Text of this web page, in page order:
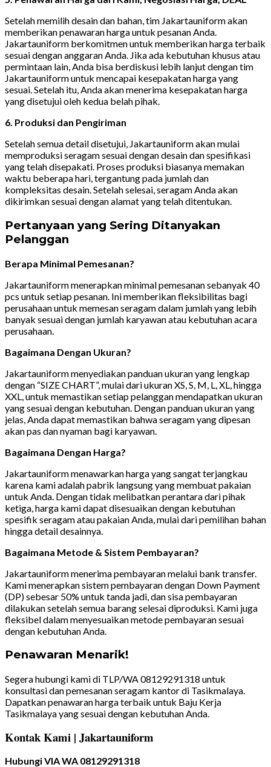
Setelah memilih desain dan bahan, tim Jakartauniform akan
memberikan penawaran harga untuk pesanan Anda.
Jakartauniform berkomitmen untuk memberikan harga terbaik
sesuai dengan anggaran Anda. Jika ada kebutuhan khusus atau
permintaan lain, Anda bisa berdiskusi lebih lanjut dengan tim
Jakartauniform untuk mencapai kesepakatan harga yang
sesuai. Setelah itu, Anda akan menerima kesepakatan harga
yang disetujui oleh kedua belah pihak.
6. Produksi dan Pengiriman
Setelah semua detail disetujui, Jakartauniform akan mulai
memproduksi seragam sesuai dengan desain dan spesifikasi
yang telah disepakati. Proses produksi biasanya memakan
waktu beberapa hari, tergantung pada jumlah dan
kompleksitas desain. Setelah selesai, seragam Anda akan
dikirimkan sesuai dengan alamat yang telah ditentukan.
Pertanyaan yang Sering Ditanyakan
Pelanggan
Berapa Minimal Pemesanan?
Jakartauniform menerapkan minimal pemesanan sebanyak 40
pcs untuk setiap pesanan. Ini memberikan fleksibilitas bagi
perusahaan untuk memesan seragam dalam jumlah yang lebih
banyak sesuai dengan jumlah karyawan atau kebutuhan acara
perusahaan.
Bagaimana Dengan Ukuran?
Jakartauniform menyediakan panduan ukuran yang lengkap
dengan “SIZE CHART”, mulai dari ukuran XS, S, M, L, XL, hingga
XXL, untuk memastikan setiap pelanggan mendapatkan ukuran
yang sesuai dengan kebutuhan. Dengan panduan ukuran yang
jelas, Anda dapat memastikan bahwa seragam yang dipesan
akan pas dan nyaman bagi karyawan.
Bagaimana Dengan Harga?
Jakartauniform menawarkan harga yang sangat terjangkau
karena kami adalah pabrik langsung yang membuat pakaian
untuk Anda. Dengan tidak melibatkan perantara dari pihak
ketiga, harga kami dapat disesuaikan dengan kebutuhan
spesifik seragam atau pakaian Anda, mulai dari pemilihan bahan
hingga detail desainnya.
Bagaimana Metode & Sistem Pembayaran?
Jakartauniform menerima pembayaran melalui bank transfer.
Kami menerapkan sistem pembayaran dengan Down Payment
(DP) sebesar 50% untuk tanda jadi, dan sisa pembayaran
dilakukan setelah semua barang selesai diproduksi. Kami juga
fleksibel dalam menyesuaikan metode pembayaran sesuai
dengan kebutuhan Anda.
Penawaran Menarik!
Segera hubungi kami di TLP/WA 08129291318 untuk
konsultasi dan pemesanan seragam kantor di Tasikmalaya.
Dapatkan penawaran harga terbaik untuk Baju Kerja
Tasikmalaya yang sesuai dengan kebutuhan Anda.
Kontak Kami | Jakartauniform
Hubungi VIA WA 08129291318